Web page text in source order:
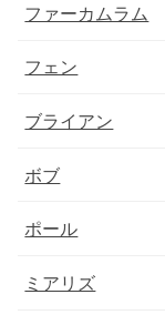
ファーカムラム
フェン
ブライアン
ボブ
ポール
ミアリズ